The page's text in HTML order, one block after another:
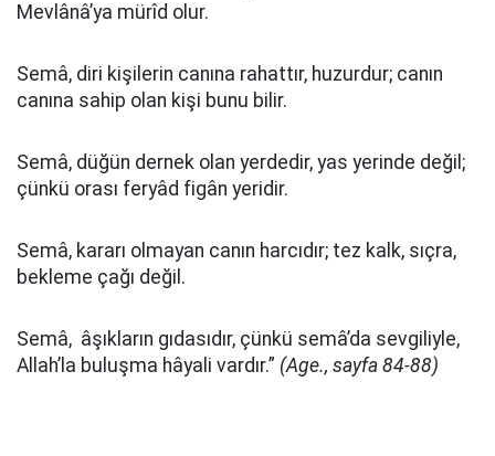
Mevlânâ’ya mürîd olur.
Semâ, diri kişilerin canına rahattır, huzurdur; canın
canına sahip olan kişi bunu bilir.
Semâ, düğün dernek olan yerdedir, yas yerinde değil;
çünkü orası feryâd figân yeridir.
Semâ, kararı olmayan canın harcıdır; tez kalk, sıçra,
bekleme çağı değil.
Semâ, âşıkların gıdasıdır, çünkü semâ’da sevgiliyle,
Allah’la buluşma hâyali vardır.” (Age., sayfa 84-88)